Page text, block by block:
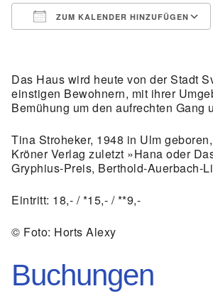
ZUM KALENDER HINZUFÜGEN
Das Haus wird heute von der Stadt
einstigen Bewohnern, mit ihrer
Bemühung um den aufrechten
Tina Stroheker, 1948 in Ulm
Kröner Verlag zuletzt »Hana oder
Gryphius-Preis, Berthold-Auerbach-
Eintritt: 18,- / *15,- / **9,-
© Foto: Horts Alexy
Buchungen